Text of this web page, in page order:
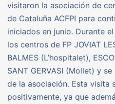
visitaron la asociación de
de Cataluña ACFPI para
iniciados en junio. Durante
los centros de FP JOVIAT
BALMES (L’hospitalet),
SANT GERVASI (Mollet) y
de la asociación. Esta visita
positivamente, ya que